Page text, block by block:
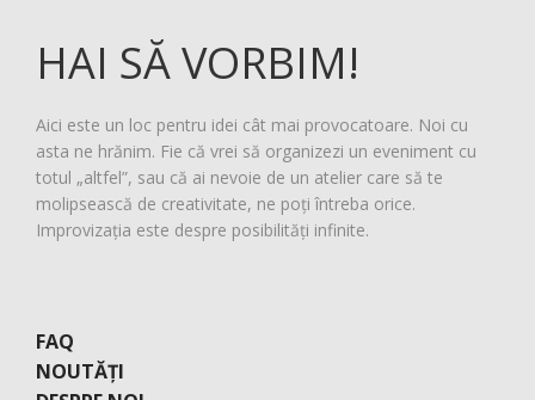
HAI SĂ VORBIM!
Aici este un loc pentru idei cât mai provocatoare. Noi cu
asta ne hrănim. Fie că vrei să organizezi un eveniment cu
totul „altfel”, sau că ai nevoie de un atelier care să te
molipsească de creativitate, ne poți întreba orice.
Improvizația este despre posibilități infinite.
FAQ
NOUTĂȚI